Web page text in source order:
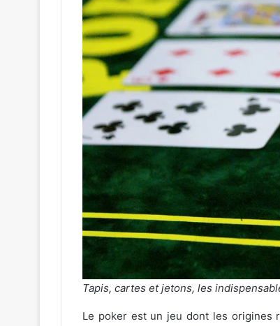
Tapis, cartes et jetons, les
Le poker est un jeu dont les origines